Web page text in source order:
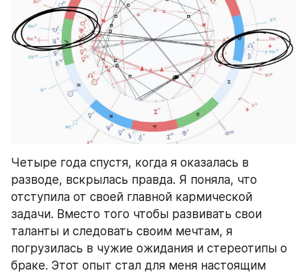
Четыре года спустя, когда я оказалась в
разводе, вскрылась правда. Я поняла, что
отступила от своей главной кармической
задачи. Вместо того чтобы развивать свои
таланты и следовать своим мечтам, я
погрузилась в чужие ожидания и стереотипы о
браке. Этот опыт стал для меня настоящим